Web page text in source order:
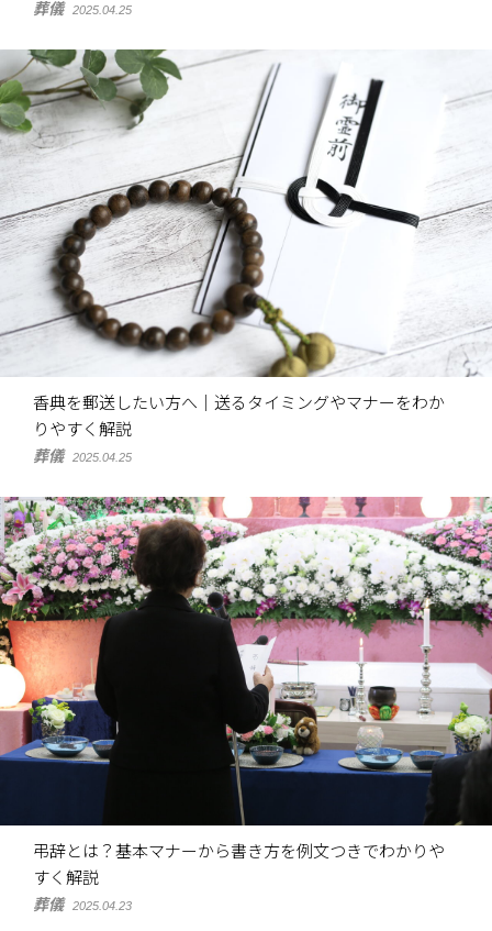
葬儀 2025.04.25
香典を郵送したい方へ｜送るタイミングやマナーをわか
りやすく解説
葬儀 2025.04.25
弔辞とは？基本マナーから書き方を例文つきでわかりや
すく解説
葬儀 2025.04.23